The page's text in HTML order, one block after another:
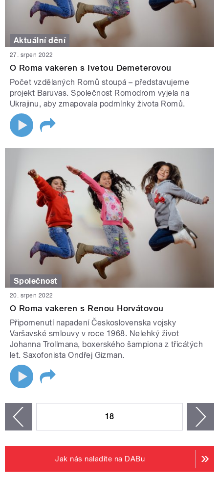
Aktuální dění
27. srpen 2022
O Roma vakeren s Ivetou Demeterovou
Počet vzdělaných Romů stoupá – představujeme
projekt Baruvas. Společnost Romodrom vyjela na
Ukrajinu, aby zmapovala podmínky života Romů.
Společnost
20. srpen 2022
O Roma vakeren s Renou Horvátovou
Připomenutí napadení Československa vojsky
Varšavské smlouvy v roce 1968. Nelehký život
Johanna Trollmana, boxerského šampiona z třicátých
let. Saxofonista Ondřej Gizman.
18
Jak nás naladíte na DABu